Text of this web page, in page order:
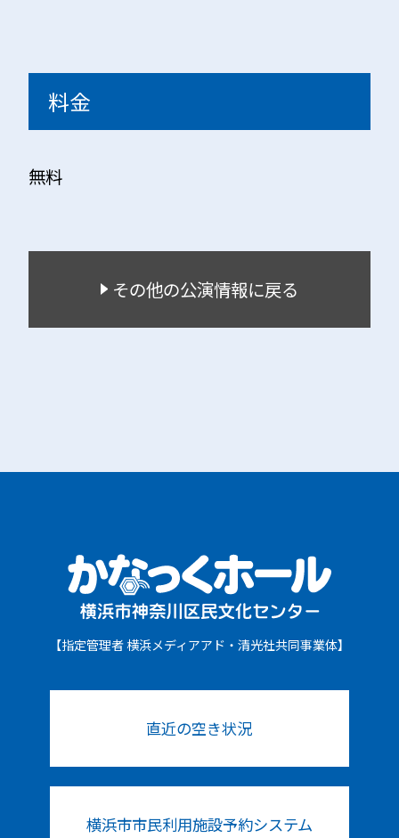
料金
無料
その他の公演情報に戻る
【指定管理者 横浜メディアアド・清光社共同事業体】
直近の空き状況
横浜市市民利用施設予約システム